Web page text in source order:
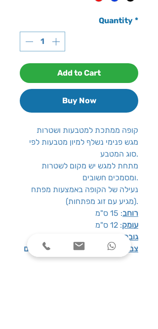
Quantity *
Add to Cart
Buy Now
קופה ממתכת למטבעות ושטרות
מגש פנימי נשלף למיון מטבעות לפי
סוג המטבע.
מתחת למגש יש מקום לשטרות
ומסמכים חשובים.
נעילה של הקופה באמצעות מפתח
(מגיע עם זוג מפתחות).
רוחב: 15 ס"מ
עומק: 12 ס"מ
גובה
צבעים לבחירה
שחור כחול/ אדום